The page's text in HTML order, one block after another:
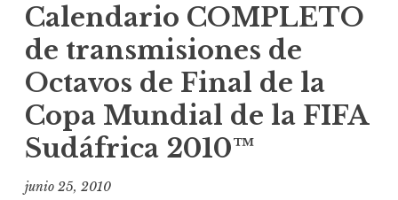
Calendario COMPLETO
de transmisiones de
Octavos de Final de la
Copa Mundial de la FIFA
Sudáfrica 2010™
junio 25, 2010